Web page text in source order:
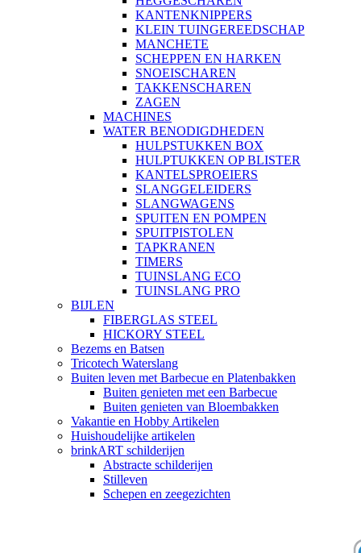
KANTENKNIPPERS
KLEIN TUINGEREEDSCHAP
MANCHETE
SCHEPPEN EN HARKEN
SNOEISCHAREN
TAKKENSCHAREN
ZAGEN
MACHINES
WATER BENODIGDHEDEN
HULPSTUKKEN BOX
HULPTUKKEN OP BLISTER
KANTELSPROEIERS
SLANGGELEIDERS
SLANGWAGENS
SPUITEN EN POMPEN
SPUITPISTOLEN
TAPKRANEN
TIMERS
TUINSLANG ECO
TUINSLANG PRO
BIJLEN
FIBERGLAS STEEL
HICKORY STEEL
Bezems en Batsen
Tricotech Waterslang
Buiten leven met Barbecue en Platenbakken
Buiten genieten met een Barbecue
Buiten genieten van Bloembakken
Vakantie en Hobby Artikelen
Huishoudelijke artikelen
brinkART schilderijen
Abstracte schilderijen
Stilleven
Schepen en zeegezichten